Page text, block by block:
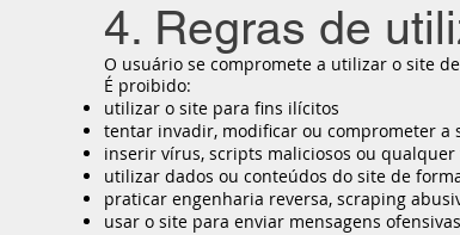
4. Regras de
O usuário se compromete a utilizar o site
É proibido:
utilizar o site para fins ilícitos
tentar invadir, modificar ou comprometer a
inserir vírus, scripts maliciosos ou qualquer
utilizar dados ou conteúdos do site de
praticar engenharia reversa, scraping
usar o site para enviar mensagens